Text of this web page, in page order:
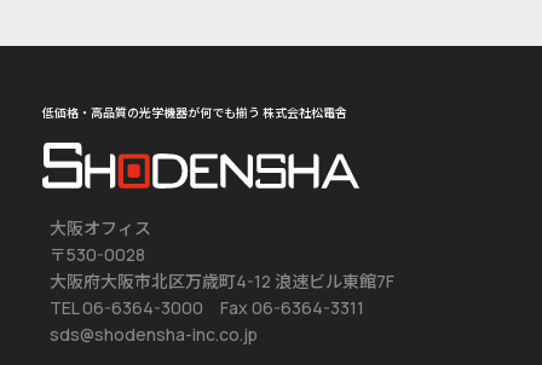
低価格・高品質の光学機器が何でも揃う 株式会社松電舎
大阪オフィス
〒530-0028
大阪府大阪市北区万歳町4-12 浪速ビル東館7F
TEL 06-6364-3000 Fax 06-6364-3311
sds@shodensha-inc.co.jp